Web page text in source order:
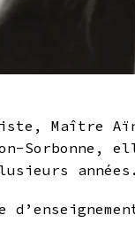
Maître
Sorbonne,
années.